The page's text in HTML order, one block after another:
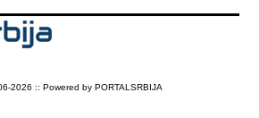
2026 :: Powered by PORTALSRBIJA